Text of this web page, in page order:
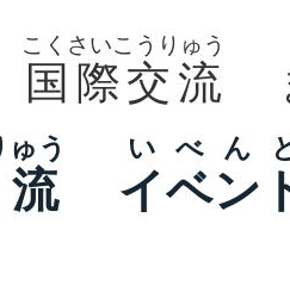
国際交流
こくさいこうりゅう
う
イベン
いべん